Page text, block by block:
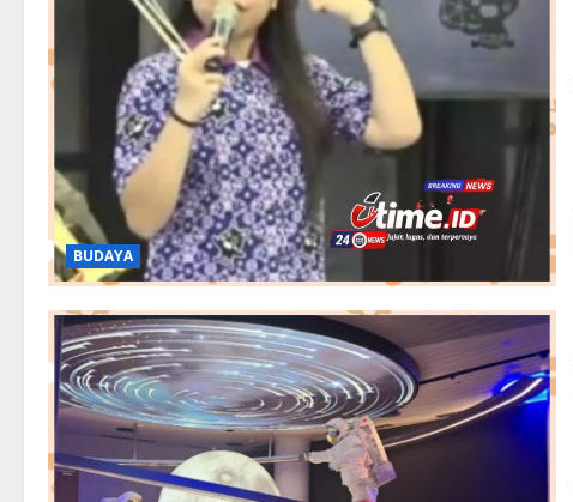
BUDAYA